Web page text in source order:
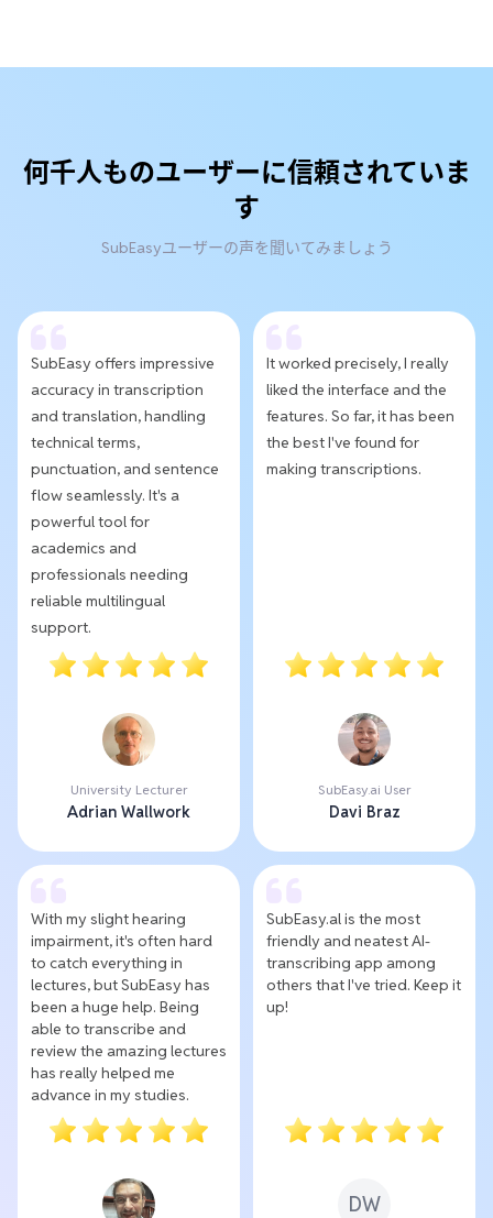
何千人ものユーザーに信頼されていま
す
SubEasyユーザーの声を聞いてみましょう
SubEasy offers impressive
accuracy in transcription
and translation, handling
technical terms,
punctuation, and sentence
flow seamlessly. It's a
powerful tool for
academics and
professionals needing
reliable multilingual
support.
University Lecturer
Adrian Wallwork
It worked precisely, I really
liked the interface and the
features. So far, it has been
the best I've found for
making transcriptions.
SubEasy.ai User
Davi Braz
With my slight hearing
impairment, it's often hard
to catch everything in
lectures, but SubEasy has
been a huge help. Being
able to transcribe and
review the amazing lectures
has really helped me
advance in my studies.
SubEasy.al is the most
friendly and neatest AI-
transcribing app among
others that I've tried. Keep it
up!
DW